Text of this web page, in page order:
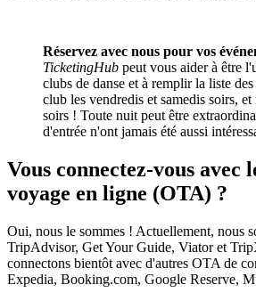
Réservez avec nous pour vos
TicketingHub peut vous aider à être
clubs de danse et à remplir la liste
club les vendredis et samedis soirs,
soirs ! Toute nuit peut être
d'entrée n'ont jamais été aussi
Vous connectez-vous avec
voyage en ligne (OTA) ?
Oui, nous le sommes ! Actuellement, nous
TripAdvisor, Get Your Guide, Viator et
connectons bientôt avec d'autres OTA de
Expedia, Booking.com, Google Reserve,